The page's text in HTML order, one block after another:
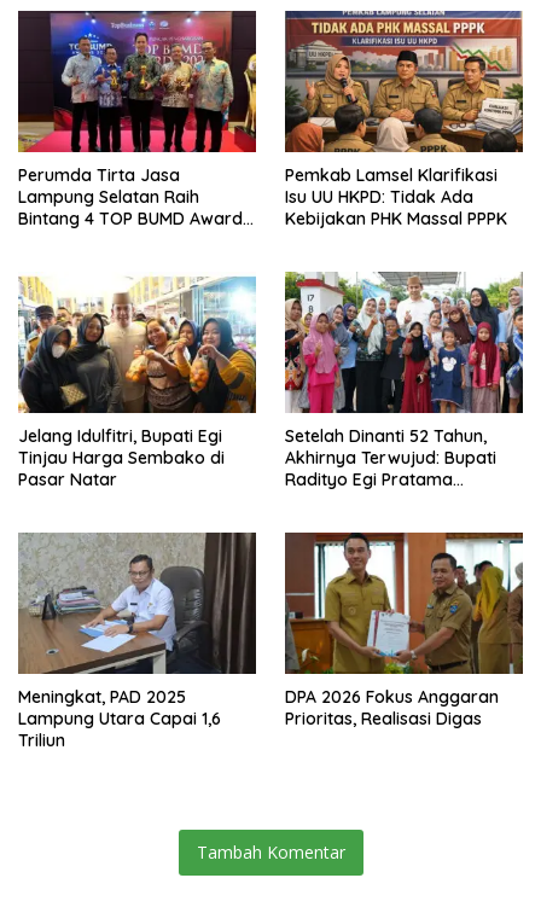
Perumda Tirta Jasa
Lampung Selatan Raih
Bintang 4 TOP BUMD Awards
Pemkab Lamsel Klarifikasi
Isu UU HKPD: Tidak Ada
Kebijakan PHK Massal PPPK
Jelang Idulfitri, Bupati Egi
Tinjau Harga Sembako di
Pasar Natar
Setelah Dinanti 52 Tahun,
Akhirnya Terwujud: Bupati
Radityo Egi Pratama
Meningkat, PAD 2025
Lampung Utara Capai 1,6
Triliun
DPA 2026 Fokus Anggaran
Prioritas, Realisasi Digas
Tambah Komentar